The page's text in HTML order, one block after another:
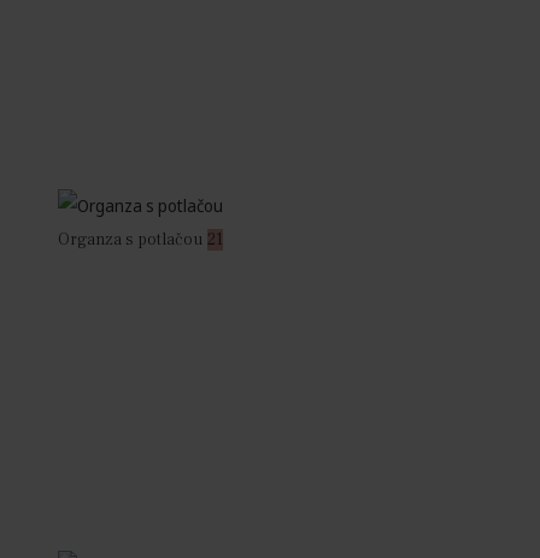
Organza s potlačou 21